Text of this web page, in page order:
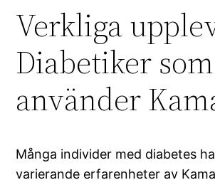
Verkliga
Diabetiker som
använder
Många individer med diabetes
varierande erfarenheter av